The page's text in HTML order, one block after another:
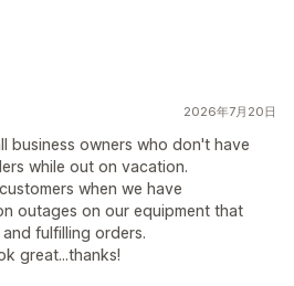
2026年7月20日
business owners who don't have
while out on vacation.
when we have
outages on our equipment that
fulfilling orders.
great...thanks!